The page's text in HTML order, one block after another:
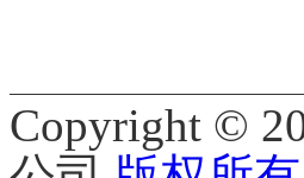
Copyright ©